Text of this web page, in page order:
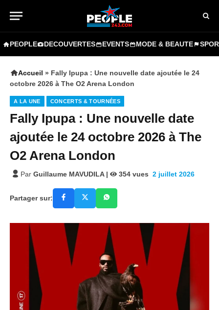
PEOPLE DECOUVERTES EVENTS MODE & BEAUTE
Accueil » Fally Ipupa : Une nouvelle date ajoutée le 24
octobre 2026 à The O2 Arena London
A LA UNE CONCERTS & TOURNÉES
Fally Ipupa : Une nouvelle date
ajoutée le 24 octobre 2026 à The
O2 Arena London
Par Guillaume MAVUDILA| 354 vues 2 juillet 2026
Partager sur: